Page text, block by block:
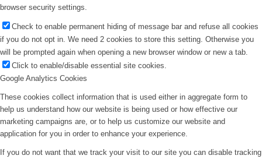
browser security settings.
Check to enable permanent hiding of message bar and refuse all cookies
if you do not opt in. We need 2 cookies to store this setting. Otherwise you
will be prompted again when opening a new browser window or new a tab.
Click to enable/disable essential site cookies.
Google Analytics Cookies
These cookies collect information that is used either in aggregate form to
help us understand how our website is being used or how effective our
marketing campaigns are, or to help us customize our website and
application for you in order to enhance your experience.
If you do not want that we track your visit to our site you can disable tracking